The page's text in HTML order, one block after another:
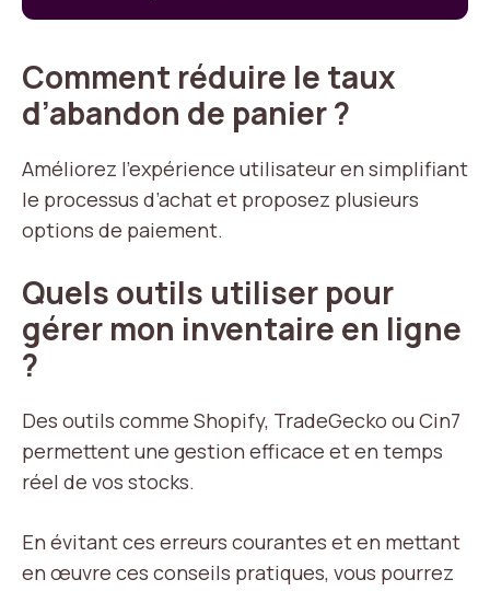
Comment réduire le taux
d’abandon de panier ?
Améliorez l’expérience utilisateur en simplifiant
le processus d’achat et proposez plusieurs
options de paiement.
Quels outils utiliser pour
gérer mon inventaire en ligne
?
Des outils comme Shopify, TradeGecko ou Cin7
permettent une gestion efficace et en temps
réel de vos stocks.
En évitant ces erreurs courantes et en mettant
en œuvre ces conseils pratiques, vous pourrez